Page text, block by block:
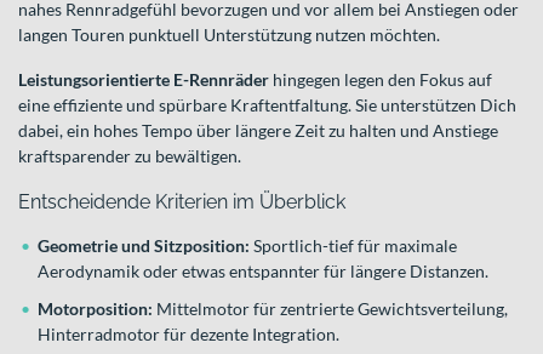
nahes Rennradgefühl bevorzugen und vor allem bei Anstiegen oder
langen Touren punktuell Unterstützung nutzen möchten.
Leistungsorientierte E-Rennräder hingegen legen den Fokus auf
eine effiziente und spürbare Kraftentfaltung. Sie unterstützen Dich
dabei, ein hohes Tempo über längere Zeit zu halten und Anstiege
kraftsparender zu bewältigen.
Entscheidende Kriterien im Überblick
Geometrie und Sitzposition: Sportlich-tief für maximale
Aerodynamik oder etwas entspannter für längere Distanzen.
Motorposition: Mittelmotor für zentrierte Gewichtsverteilung,
Hinterradmotor für dezente Integration.